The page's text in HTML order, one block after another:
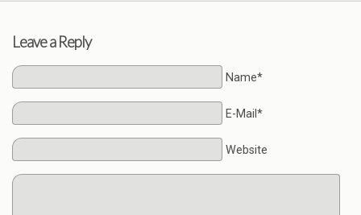
Leave a Reply
Name*
E-Mail*
Website